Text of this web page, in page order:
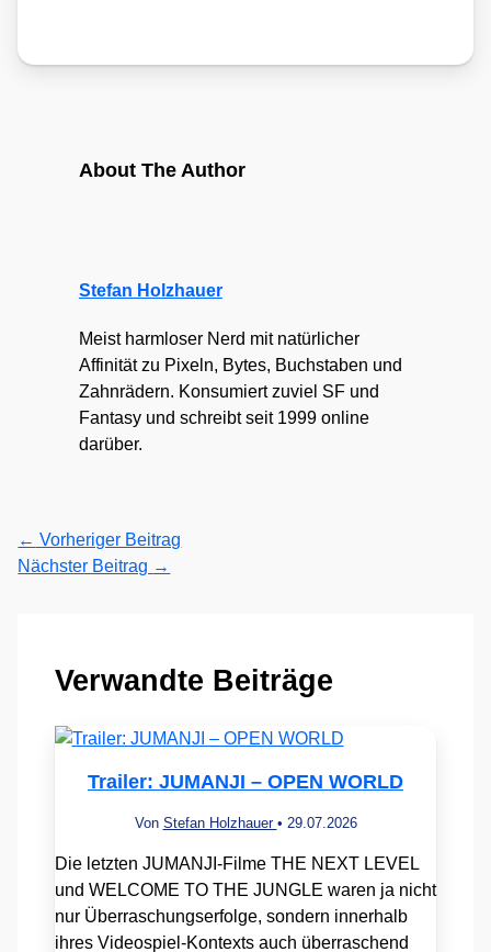
About The Author
Stefan Holzhauer
Meist harmloser Nerd mit natürlicher
Affinität zu Pixeln, Bytes, Buchstaben und
Zahnrädern. Konsumiert zuviel SF und
Fantasy und schreibt seit 1999 online
darüber.
← Vorheriger Beitrag
Nächster Beitrag →
Verwandte Beiträge
Trailer: JUMANJI – OPEN WORLD
Von Stefan Holzhauer • 29.07.2026
Die letzten JUMANJI-Filme THE NEXT LEVEL
und WELCOME TO THE JUNGLE waren ja nicht
nur Überraschungserfolge, sondern innerhalb
ihres Videospiel-Kontexts auch überraschend